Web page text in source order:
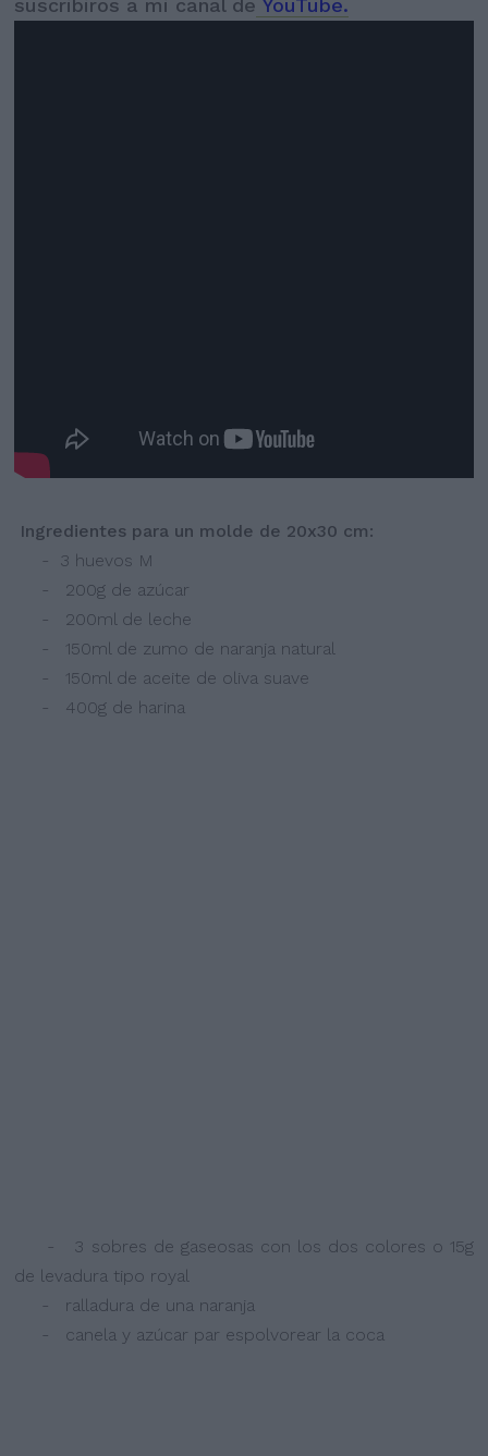
Ingredientes para un molde de 20x30 cm:
- 3 huevos M
- 200g de azúcar
- 200ml de leche
- 150ml de zumo de naranja natural
- 150ml de aceite de oliva suave
- 400g de harina
- 3 sobres de gaseosas con los dos colores o 15g
de levadura tipo royal
- ralladura de una naranja
- canela y azúcar par espolvorear la coca